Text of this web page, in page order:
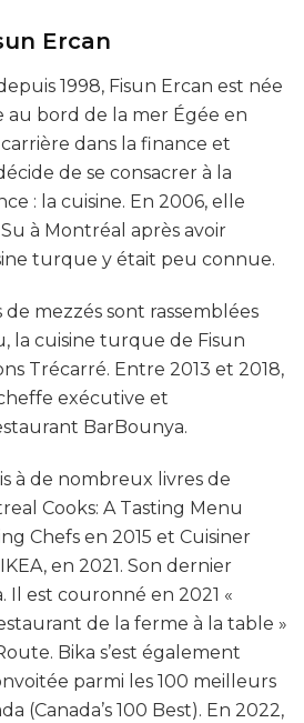
Ercan
1998, Fisun Ercan est née
bord de la mer Égée en
dans la finance et
de se consacrer à la
: la cuisine. En 2006, elle
à Montréal après avoir
turque y était peu connue.
de mezzés sont rassemblées
la cuisine turque de Fisun
Trécarré. Entre 2013 et 2018,
exécutive et
BarBounya.
à de nombreux livres de
Cooks: A Tasting Menu
Chefs en 2015 et Cuisiner
en 2021. Son dernier
Il est couronné en 2021 «
de la ferme à la table »
Bika s’est également
parmi les 100 meilleurs
(Canada’s 100 Best). En 2022,